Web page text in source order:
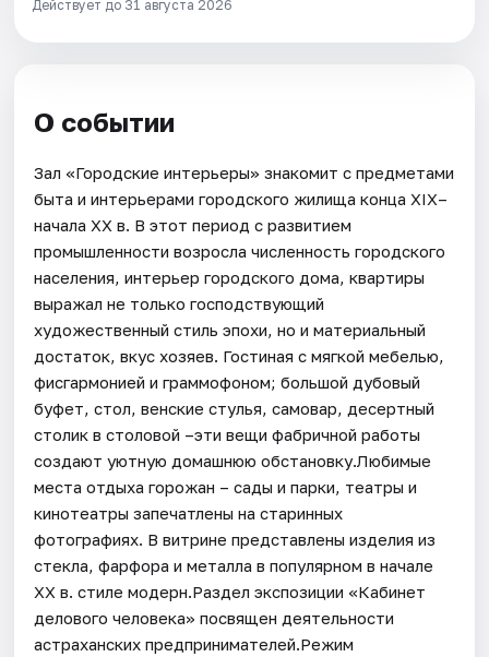
Действует до 31 августа 2026
О событии
Зал «Городские интерьеры» знакомит с предметами
быта и интерьерами городского жилища конца XIX–
начала XX в. В этот период с развитием
промышленности возросла численность городского
населения, интерьер городского дома, квартиры
выражал не только господствующий
художественный стиль эпохи, но и материальный
достаток, вкус хозяев. Гостиная с мягкой мебелью,
фисгармонией и граммофоном; большой дубовый
буфет, стол, венские стулья, самовар, десертный
столик в столовой –эти вещи фабричной работы
создают уютную домашнюю обстановку.Любимые
места отдыха горожан – сады и парки, театры и
кинотеатры запечатлены на старинных
фотографиях. В витрине представлены изделия из
стекла, фарфора и металла в популярном в начале
XX в. стиле модерн.Раздел экспозиции «Кабинет
делового человека» посвящен деятельности
астраханских предпринимателей.Режим